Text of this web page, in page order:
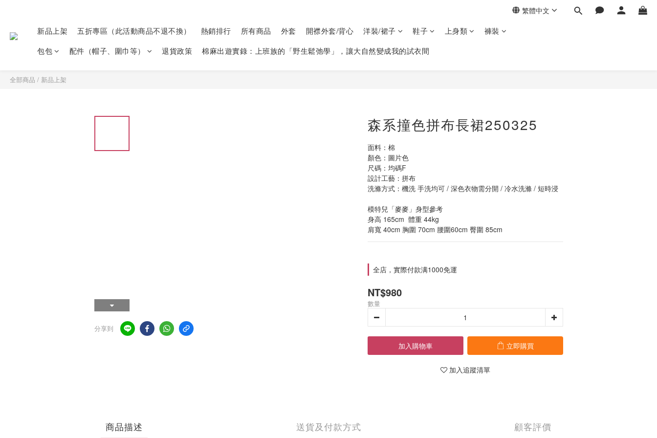
繁體中文
新品上架 五折專區（此活動商品不退不換） 熱銷排行 所有商品 外套 開襟外套/背心 洋裝/裙子 鞋子 上身類
褲裝
包包
配件（帽子、圍巾等） 退貨政策 棉麻出遊實錄：上班族的「野生鬆弛學」，讓大自然變成我的試衣間
全部商品 / 新品上架
分享到
森系撞色拼布長裙250325
面料：棉
顏色：圖片色
尺碼：均碼F
設計工藝：拼布
洗滌方式：機洗 手洗均可 / 深色衣物需分開 / 冷水洗滌 / 短時浸
模特兒「麥麥」身型參考
身高 165cm  體重 44kg
肩寬 40cm 胸圍 70cm 腰圍60cm 臀圍 85cm
全店，實際付款满1000免運
NT$980
數量
加入購物車 立即購買
加入追蹤清單
商品描述 送貨及付款方式 顧客評價